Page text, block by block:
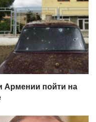
Армении пойти на